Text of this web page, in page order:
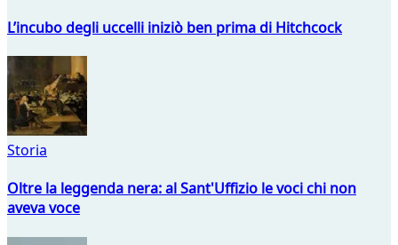
L’incubo degli uccelli iniziò ben prima di Hitchcock
Storia
Oltre la leggenda nera: al Sant'Uffizio le voci chi non
aveva voce